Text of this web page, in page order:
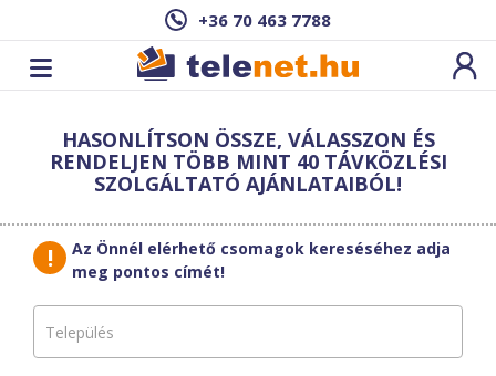
+36 70 463 7788
Ez a csomag sajnos nem elérhető az Ön
címén.Megnézem másik címen!
vissza a szolgáltatásokhoz
Fiber Office 500
HASONLÍTSON ÖSSZE, VÁLASSZON ÉS
RENDELJEN TÖBB MINT 40 TÁVKÖZLÉSI
SZOLGÁLTATÓ AJÁNLATAIBÓL!
Az Önnél elérhető csomagok kereséséhez adja
meg pontos címét!